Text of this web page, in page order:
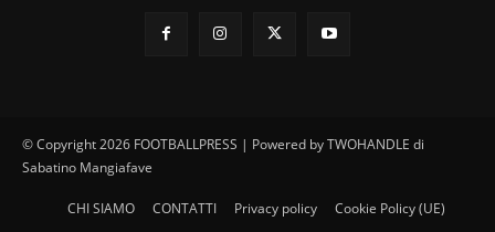
© Copyright 2026 FOOTBALLPRESS | Powered by TWOHANDLE di
Sabatino Mangiafave
CHI SIAMO CONTATTI Privacy policy Cookie Policy (UE)